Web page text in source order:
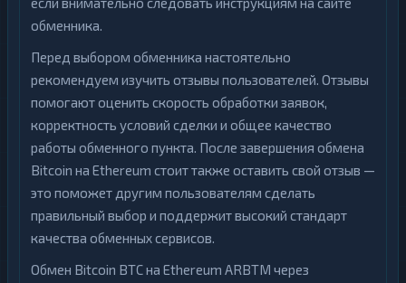
обменника.
Перед выбором обменника настоятельно
рекомендуем изучить отзывы пользователей. Отзывы
помогают оценить скорость обработки заявок,
корректность условий сделки и общее качество
работы обменного пункта. После завершения обмена
Bitcoin на Ethereum стоит также оставить свой отзыв —
это поможет другим пользователям сделать
правильный выбор и поддержит высокий стандарт
качества обменных сервисов.
Обмен Bitcoin BTC на Ethereum ARBTM через